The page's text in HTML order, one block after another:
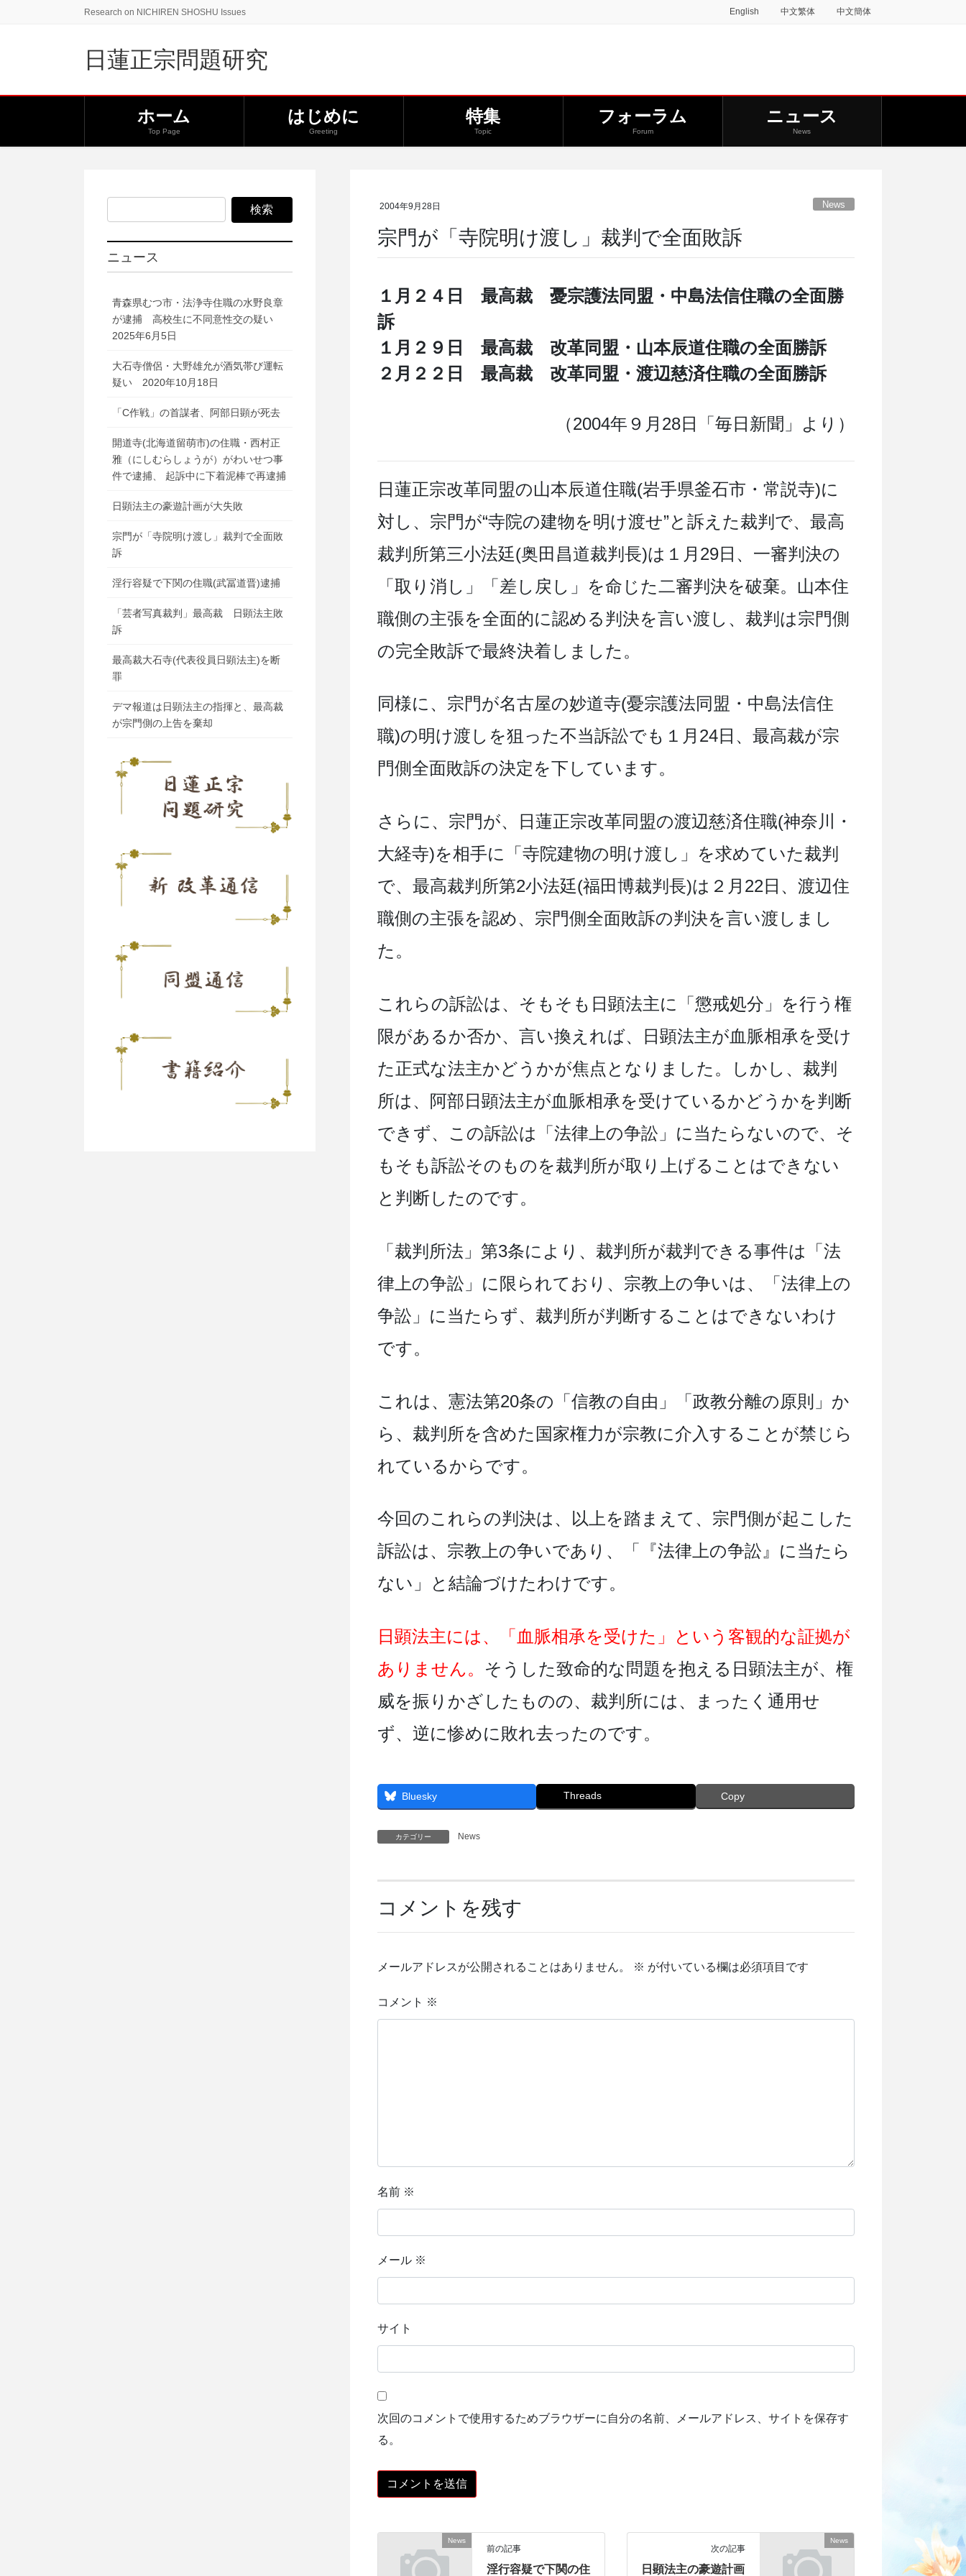
に
ョ
移
Research on NICHIREN SHOSHU Issues English 中文繁体 中文簡体
日蓮正宗問題研究
ホーム
Top Page
はじめに
Greeting
特集
Topic
フォーラム
Forum
ニュース
News
2004年9月28日 News
宗門が「寺院明け渡し」裁判で全面敗訴
１月２４日 最高裁 憂宗護法同盟・中島法信住職の全面勝
訴
１月２９日 最高裁 改革同盟・山本辰道住職の全面勝訴
２月２２日 最高裁 改革同盟・渡辺慈済住職の全面勝訴
（2004年９月28日「毎日新聞」より）
日蓮正宗改革同盟の山本辰道住職(岩手県釜石市・常説寺)に
対し、宗門が“寺院の建物を明け渡せ”と訴えた裁判で、最高
裁判所第三小法廷(奥田昌道裁判長)は１月29日、一審判決の
「取り消し」「差し戻し」を命じた二審判決を破棄。山本住
職側の主張を全面的に認める判決を言い渡し、裁判は宗門側
の完全敗訴で最終決着しました。
同様に、宗門が名古屋の妙道寺(憂宗護法同盟・中島法信住
職)の明け渡しを狙った不当訴訟でも１月24日、最高裁が宗
門側全面敗訴の決定を下しています。
さらに、宗門が、日蓮正宗改革同盟の渡辺慈済住職(神奈川・
大経寺)を相手に「寺院建物の明け渡し」を求めていた裁判
で、最高裁判所第2小法廷(福田博裁判長)は２月22日、渡辺住
職側の主張を認め、宗門側全面敗訴の判決を言い渡しまし
た。
これらの訴訟は、そもそも日顕法主に「懲戒処分」を行う権
限があるか否か、言い換えれば、日顕法主が血脈相承を受け
た正式な法主かどうかが焦点となりました。しかし、裁判
所は、阿部日顕法主が血脈相承を受けているかどうかを判断
できず、この訴訟は「法律上の争訟」に当たらないので、そ
もそも訴訟そのものを裁判所が取り上げることはできない
と判断したのです。
「裁判所法」第3条により、裁判所が裁判できる事件は「法
律上の争訟」に限られており、宗教上の争いは、「法律上の
争訟」に当たらず、裁判所が判断することはできないわけ
です。
これは、憲法第20条の「信教の自由」「政教分離の原則」か
ら、裁判所を含めた国家権力が宗教に介入することが禁じら
れているからです。
今回のこれらの判決は、以上を踏まえて、宗門側が起こした
訴訟は、宗教上の争いであり、「『法律上の争訟』に当たら
ない」と結論づけたわけです。
日顕法主には、「血脈相承を受けた」という客観的な証拠が
ありません。 そうした致命的な問題を抱える日顕法主が、権
威を振りかざしたものの、裁判所には、まったく通用せ
ず、逆に惨めに敗れ去ったのです。
Bluesky Threads Copy
カテゴリー News
コメントを残す
メールアドレスが公開されることはありません。 ※ が付いている欄は必須項目です
コメント ※
名前 ※
メール ※
サイト
次回のコメントで使用するためブラウザーに自分の名前、メールアドレス、サイトを保存す
る。
News
前の記事
淫行容疑で下関の住
News
次の記事
日顕法主の豪遊計画
ニュース
青森県むつ市・法浄寺住職の水野良章
が逮捕 高校生に不同意性交の疑い
2025年6月5日
大石寺僧侶・大野雄允が酒気帯び運転
疑い 2020年10月18日
「C作戦」の首謀者、阿部日顕が死去
開道寺(北海道留萌市)の住職・西村正
雅（にしむらしょうが）がわいせつ事
件で逮捕、 起訴中に下着泥棒で再逮捕
日顕法主の豪遊計画が大失敗
宗門が「寺院明け渡し」裁判で全面敗
訴
淫行容疑で下関の住職(武冨道晋)逮捕
「芸者写真裁判」最高裁 日顕法主敗
訴
最高裁大石寺(代表役員日顕法主)を断
罪
デマ報道は日顕法主の指揮と、最高裁
が宗門側の上告を棄却